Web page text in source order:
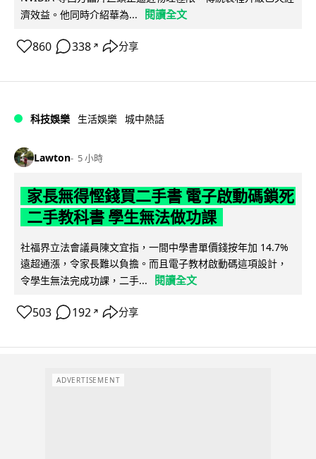
濟效益。他同時介紹華為...
閱讀全文
860 338 ↗ 分享
科技娛樂 生活娛樂 城中熱話
Lawton 5 小時
家長無得慳錢買二手書 電子啟動碼鎖死
二手教科書 學生無法做功課
社福界立法會議員陳文宜指，一間中學書單價錢按年加 14.7%
遠超通漲，令家長難以負擔。而且電子教材啟動碼這項設計，
令學生無法完成功課，二手...
閱讀全文
503 192 ↗ 分享
ADVERTISEMENT